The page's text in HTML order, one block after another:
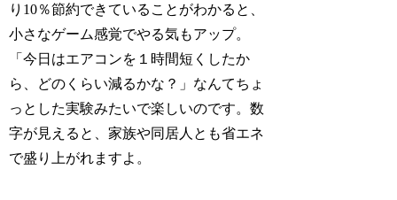
り10％節約できていることがわかると、
小さなゲーム感覚でやる気もアップ。
「今日はエアコンを１時間短くしたか
ら、どのくらい減るかな？」なんてちょ
っとした実験みたいで楽しいのです。数
字が見えると、家族や同居人とも省エネ
で盛り上がれますよ。